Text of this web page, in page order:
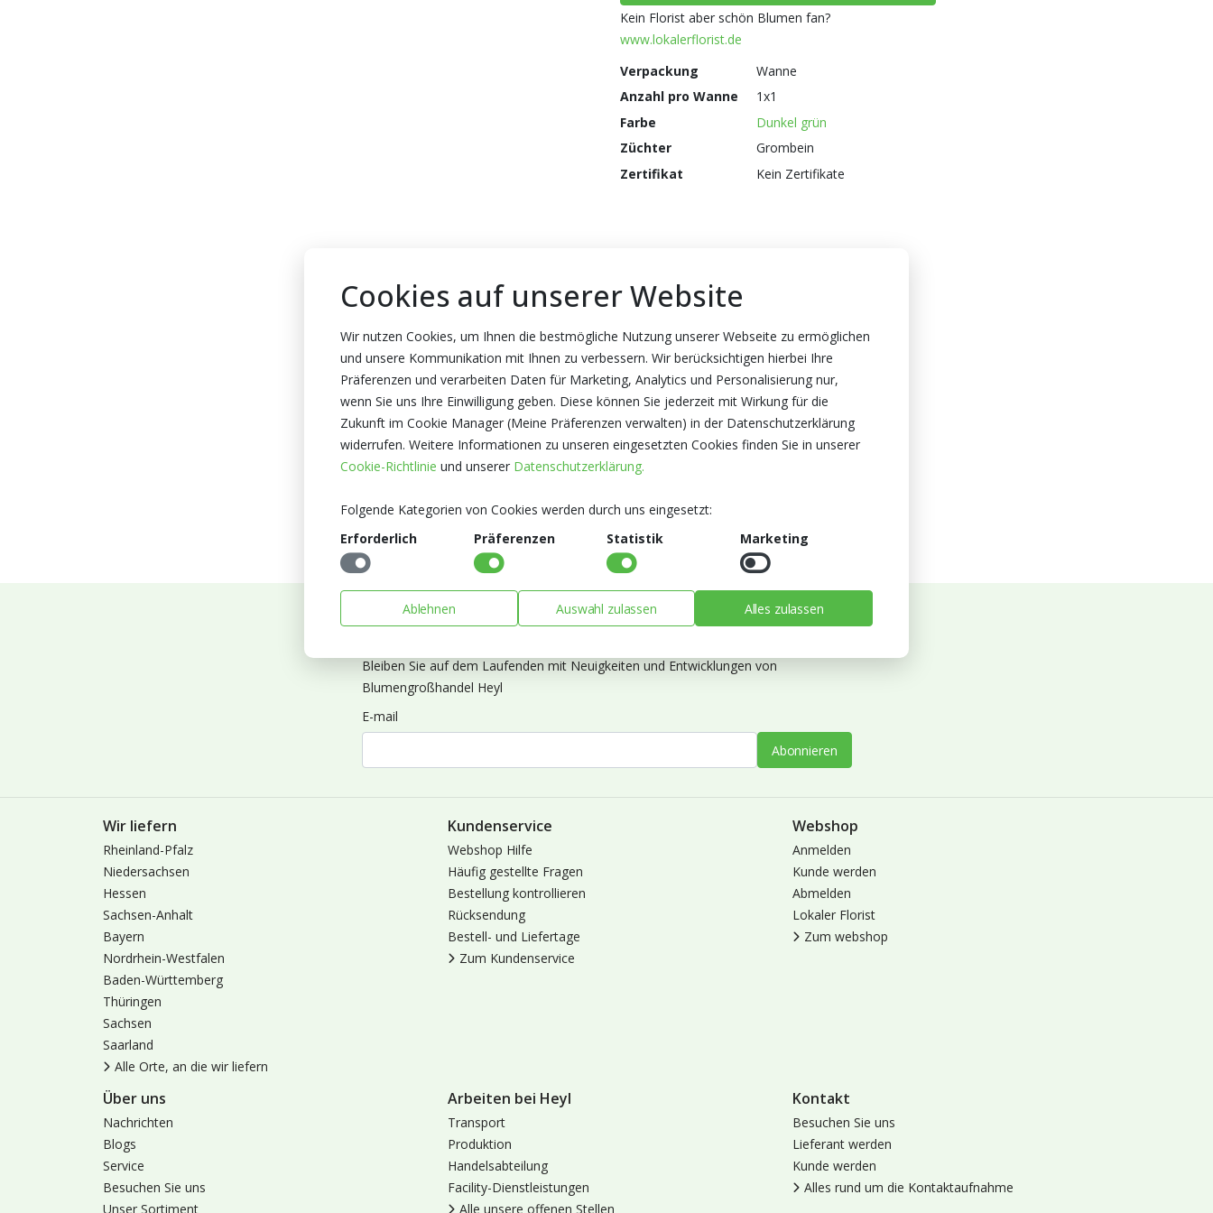
Kein Florist aber schön Blumen fan?
www.lokalerflorist.de
Verpackung
Wanne
Anzahl pro Wanne
1x1
Farbe
Dunkel grün
Züchter
Grombein
Zertifikat
Kein Zertifikate
Bleiben Sie auf dem Laufenden mit Neuigkeiten und Entwicklungen von
Blumengroßhandel Heyl
E-mail
Abonnieren
Wir liefern
Rheinland-Pfalz
Niedersachsen
Hessen
Sachsen-Anhalt
Bayern
Nordrhein-Westfalen
Baden-Württemberg
Thüringen
Sachsen
Saarland
Alle Orte, an die wir liefern
Kundenservice
Webshop Hilfe
Häufig gestellte Fragen
Bestellung kontrollieren
Rücksendung
Bestell- und Liefertage
Zum Kundenservice
Webshop
Anmelden
Kunde werden
Abmelden
Lokaler Florist
Zum webshop
Über uns
Nachrichten
Blogs
Service
Besuchen Sie uns
Unser Sortiment
Arbeiten bei Heyl
Transport
Produktion
Handelsabteilung
Facility-Dienstleistungen
Alle unsere offenen Stellen
Kontakt
Besuchen Sie uns
Lieferant werden
Kunde werden
Alles rund um die Kontaktaufnahme
Cookies auf unserer Website
Wir nutzen Cookies, um Ihnen die bestmögliche Nutzung unserer Webseite zu ermöglichen
und unsere Kommunikation mit Ihnen zu verbessern. Wir berücksichtigen hierbei Ihre
Präferenzen und verarbeiten Daten für Marketing, Analytics und Personalisierung nur,
wenn Sie uns Ihre Einwilligung geben. Diese können Sie jederzeit mit Wirkung für die
Zukunft im Cookie Manager (Meine Präferenzen verwalten) in der Datenschutzerklärung
widerrufen. Weitere Informationen zu unseren eingesetzten Cookies finden Sie in unserer
Cookie-Richtlinie und unserer Datenschutzerklärung.
Folgende Kategorien von Cookies werden durch uns eingesetzt:
Erforderlich
Präferenzen Statistik Marketing
Ablehnen Auswahl zulassen Alles zulassen